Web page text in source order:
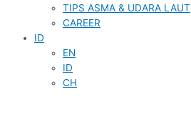
TIPS ASMA & UDARA LAUT
CAREER
ID
EN
ID
CH